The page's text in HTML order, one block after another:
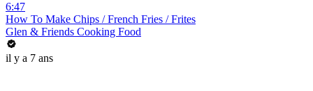
6:47
How To Make Chips / French Fries / Frites
Glen & Friends Cooking Food
il y a 7 ans